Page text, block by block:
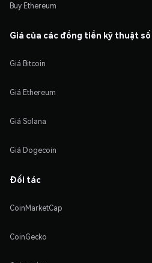
Buy Ethereum
Giá của các đồng tiền kỹ thuật số
Giá Bitcoin
Giá Ethereum
Giá Solana
Giá Dogecoin
Đối tác
CoinMarketCap
CoinGecko